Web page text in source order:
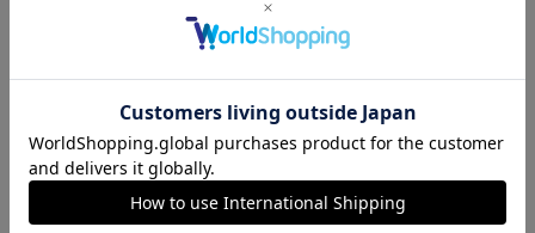
トピックス